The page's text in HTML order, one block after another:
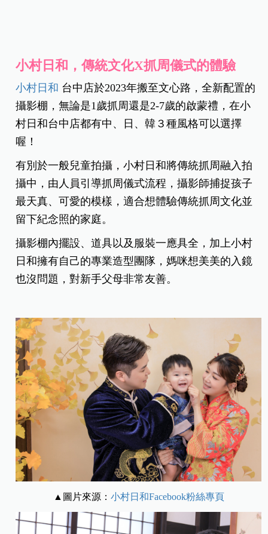
小村日和，傳統文化X抓周儀式的體驗
小村日和 台中店於2023年搬至文心路，全新配置的
攝影棚，無論是1歲抓周還是2-7歲的啟蒙禮，在小
村日和台中店都有中、日、韓３種風格可以選擇
喔！
有別於一般兒童拍攝，小村日和將傳統抓周融入拍
攝中，由人員引導抓周儀式流程，攝影師捕捉孩子
最天真、可愛的模樣，適合想體驗傳統抓周文化並
留下紀念照的家庭。
攝影棚內擺設、道具以及服裝一應具全，加上小村
日和擁有自己的專業造型團隊，媽咪想美美的入鏡
也沒問題，對新手父母非常友善。
▲圖片來源： 小村日和Facebook粉絲專頁